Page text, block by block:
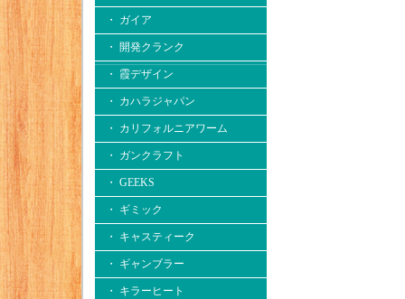
・ ガイア
・ 開発クランク
・ 霞デザイン
・ カハラジャパン
・ カリフォルニアワーム
・ ガンクラフト
・ GEEKS
・ ギミック
・ キャスティーク
・ ギャンブラー
・ キラーヒート